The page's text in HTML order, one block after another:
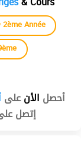
2ème Année
أحصل الأنعلى
إتصل